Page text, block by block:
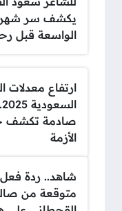
يكشف سر
الواسعة قبل
ارتفاع معدلات
صادمة تكشف
الأزمة
شاهد.. ردة فعل
متوقعة من